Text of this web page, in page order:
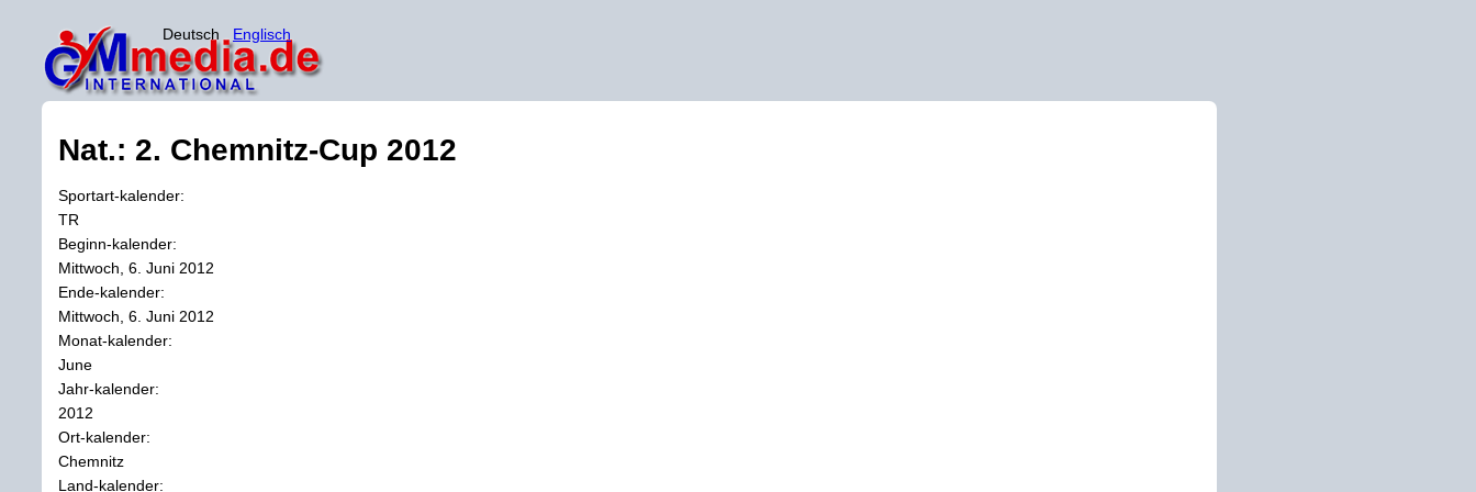
Deutsch Englisch
Nat.: 2. Chemnitz-Cup 2012
Sportart-kalender:
TR
Beginn-kalender:
Mittwoch, 6. Juni 2012
Ende-kalender:
Mittwoch, 6. Juni 2012
Monat-kalender:
June
Jahr-kalender:
2012
Ort-kalender:
Chemnitz
Land-kalender: